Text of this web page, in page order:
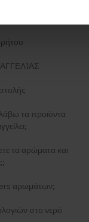
τα προϊόντα
τα αρώματα και
αρωμάτων;
στο νερό